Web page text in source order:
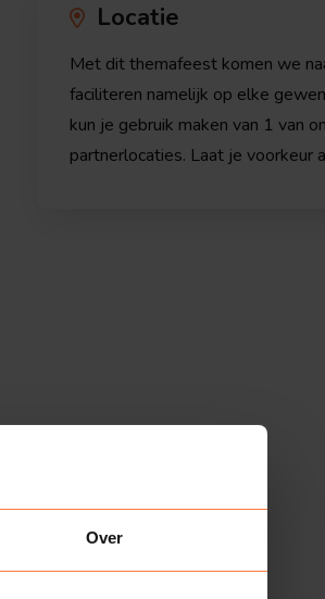
Over
Locatie
Met dit themafeest komen we
faciliteren namelijk op elke
kun je gebruik maken van 1 van
partnerlocaties. Laat je voorkeur